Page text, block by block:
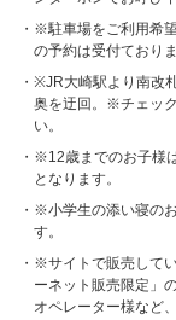
※駐車場をご利用希
の予約は受付ており
※JR大崎駅より南改
奥を迂回。※チェッ
い。
※12歳までのお子様
となります。
※小学生の添い寝の
す。
※サイトで販売して
ーネット販売限定」
オペレーター様など